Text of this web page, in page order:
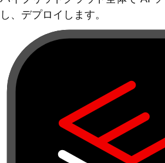
し、デプロイします。